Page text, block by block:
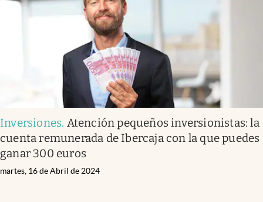
Inversiones. Atención pequeños inversionistas: la
cuenta remunerada de Ibercaja con la que puedes
ganar 300 euros
martes, 16 de Abril de 2024